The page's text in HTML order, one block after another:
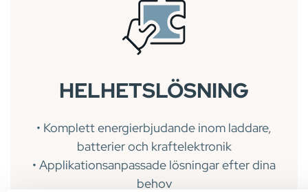
HELHETSLÖSNING
• Komplett energierbjudande inom laddare,
batterier och kraftelektronik
• Applikationsanpassade lösningar efter dina
behov